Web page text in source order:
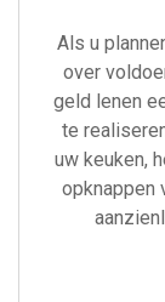
Als u
over
geld lenen
te
uw keuken,
opknappen